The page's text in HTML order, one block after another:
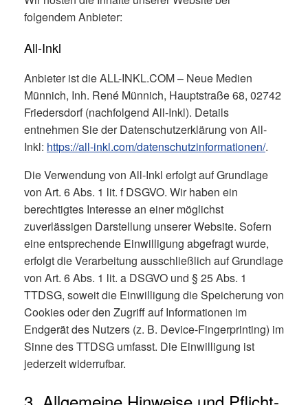
folgendem Anbieter:
All-Inkl
Anbieter ist die ALL-INKL.COM – Neue Medien
Münnich, Inh. René Münnich, Hauptstraße 68, 02742
Friedersdorf (nachfolgend All-Inkl). Details
entnehmen Sie der Datenschutzerklärung von All-
Inkl: https://all-inkl.com/datenschutzinformationen/.
Die Verwendung von All-Inkl erfolgt auf Grundlage
von Art. 6 Abs. 1 lit. f DSGVO. Wir haben ein
berechtigtes Interesse an einer möglichst
zuverlässigen Darstellung unserer Website. Sofern
eine entsprechende Einwilligung abgefragt wurde,
erfolgt die Verarbeitung ausschließlich auf Grundlage
von Art. 6 Abs. 1 lit. a DSGVO und § 25 Abs. 1
TTDSG, soweit die Einwilligung die Speicherung von
Cookies oder den Zugriff auf Informationen im
Endgerät des Nutzers (z. B. Device-Fingerprinting) im
Sinne des TTDSG umfasst. Die Einwilligung ist
jederzeit widerrufbar.